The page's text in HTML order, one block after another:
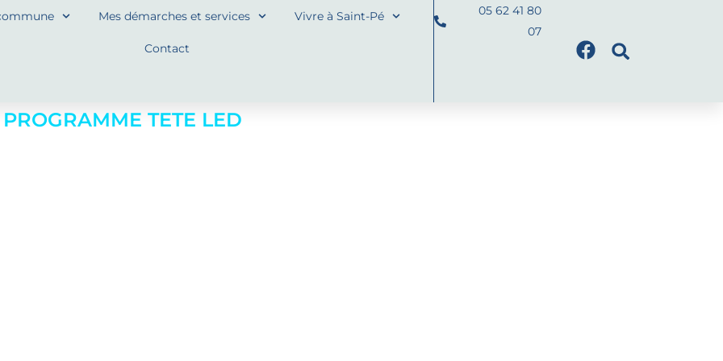
Mes démarches et services Vivre à Saint-Pé
Contact
05 62 41 80
07
TETE LED